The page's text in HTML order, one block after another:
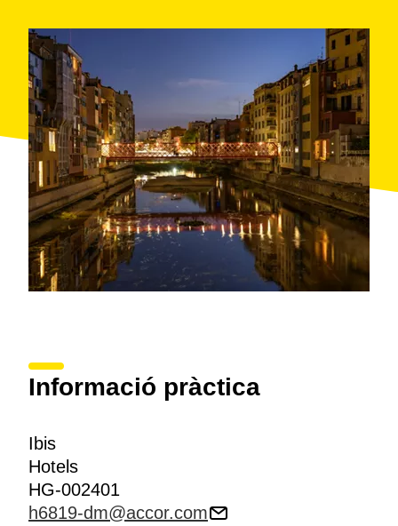
Informació pràctica
Ibis
Hotels
HG-002401
h6819-dm@accor.com